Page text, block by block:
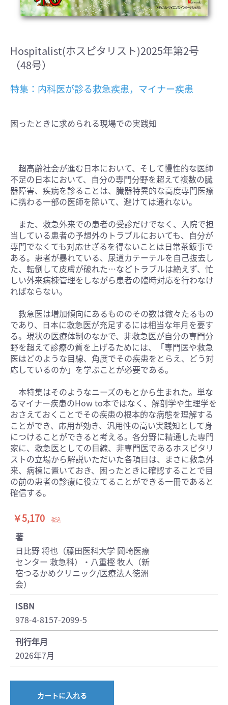
Hospitalist(ホスピタリスト)2025年第2号
（48号）
特集：内科医が診る救急疾患，マイナー疾患
困ったときに求められる現場での実践知
超高齢社会が進む日本において、そして慢性的な医師
不足の日本において、自分の専門分野を超えて複数の臓
器障害、疾病を診ることは、臓器特異的な高度専門医療
に携わる一部の医師を除いて、避けては通れない。
また、救急外来での患者の受診だけでなく、入院で担
当している患者の予想外のトラブルにおいても、自分が
専門でなくても対応せざるを得ないことは日常茶飯事で
ある。患者が暴れている、尿道カテーテルを自己抜去し
た、転倒して皮膚が破れた…などトラブルは絶えず、忙
しい外来病棟管理をしながら患者の臨時対応を行わなけ
ればならない。
救急医は増加傾向にあるもののその数は微々たるもの
であり、日本に救急医が充足するには相当な年月を要す
る。現状の医療体制のなかで、非救急医が自分の専門分
野を超えて診療の質を上げるためには、「専門医や救急
医はどのような目線、角度でその疾患をとらえ、どう対
応しているのか」を学ぶことが必要である。
本特集はそのようなニーズのもとから生まれた。単な
るマイナー疾患のHow to本ではなく、解剖学や生理学を
おさえておくことでその疾患の根本的な病態を理解する
ことができ、応用が効き、汎用性の高い実践知として身
につけることができると考える。各分野に精通した専門
家に、救急医としての目線、非専門医であるホスピタリ
ストの立場から解説いただいた各項目は、まさに救急外
来、病棟に置いておき、困ったときに確認することで目
の前の患者の診療に役立てることができる一冊であると
確信する。
￥5,170 税込
著
日比野 将也（藤田医科大学 岡崎医療
センター 救急科）・八重樫 牧人（新
宿つるかめクリニック/医療法人徳洲
会）
ISBN
978-4-8157-2099-5
刊行年月
2026年7月
カートに入れる